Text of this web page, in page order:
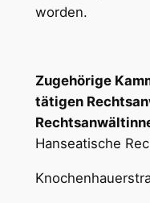
worden.
Zugehörige
tätigen
Hanseatische